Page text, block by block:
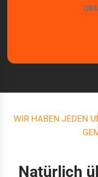
WIR HABEN JEDEN
Natürlich